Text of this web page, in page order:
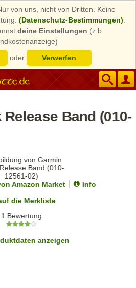
von uns, nicht von Dritten. Keine
(Datenschutz-Bestimmungen)
deine Einstellungen (z.b.
oder Verwerfen
Band (010-
Amazon Market
Info
die Merkliste
1 Bewertung
anzeigen